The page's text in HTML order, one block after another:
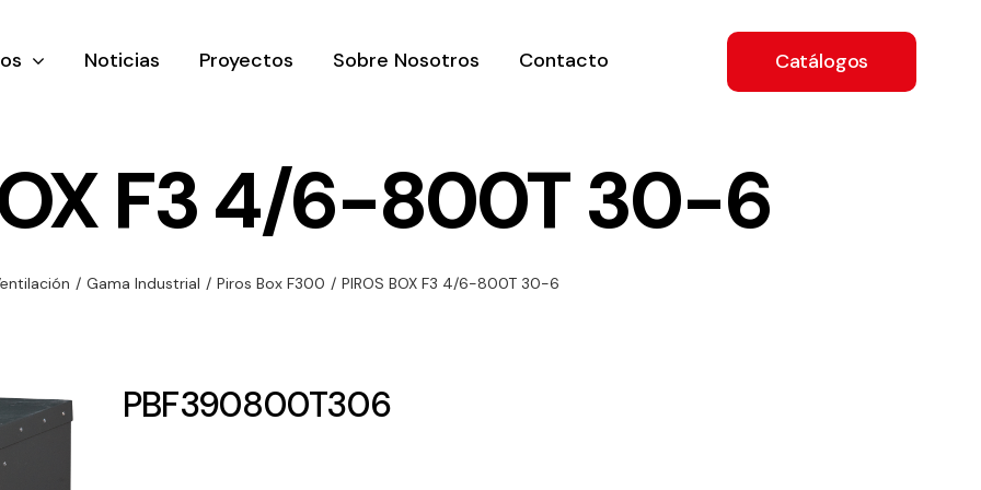
y
de
y
Ventilación
ventilación
Iluminación
soluciones
solares para
Noticias Proyectos Sobre Nosotros Contacto Catálogos
F3 4/6-800T 30-6
/ Gama Industrial / Piros Box F300 / PIROS BOX F3 4/6-800T 30-6
PBF390800T306